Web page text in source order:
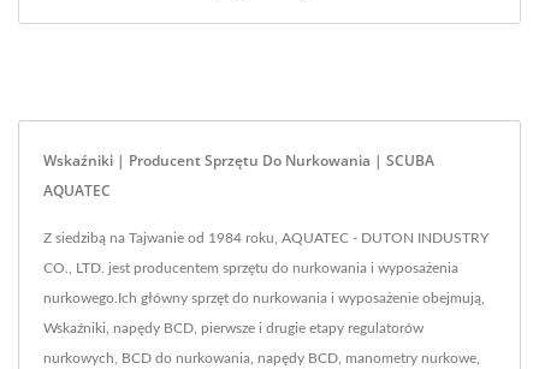
Wskaźniki | Producent Sprzętu Do Nurkowania | SCUBA
AQUATEC
Z siedzibą na Tajwanie od 1984 roku, AQUATEC - DUTON INDUSTRY
CO., LTD. jest producentem sprzętu do nurkowania i wyposażenia
nurkowego.Ich główny sprzęt do nurkowania i wyposażenie obejmują,
Wskaźniki, napędy BCD, pierwsze i drugie etapy regulatorów
nurkowych, BCD do nurkowania, napędy BCD, manometry nurkowe,